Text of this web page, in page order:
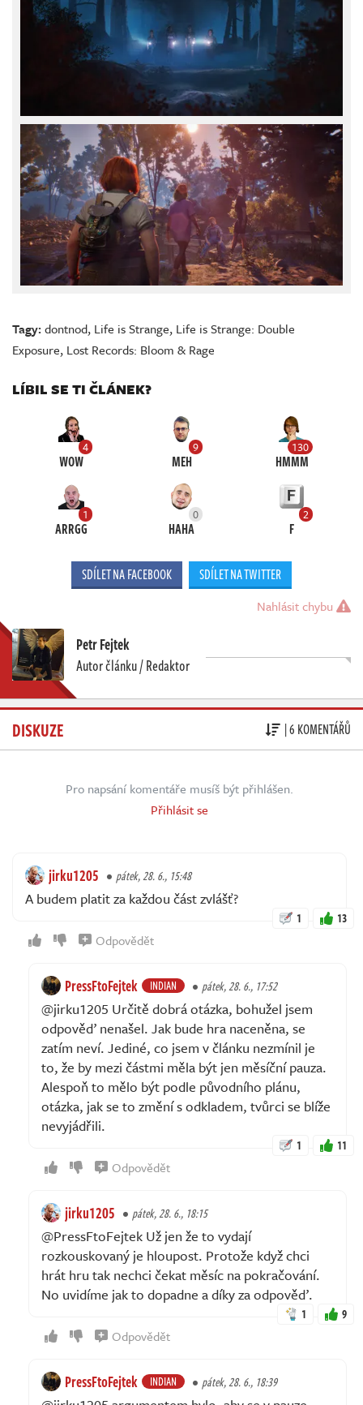
Tagy:dontnod, Life is Strange, Life is Strange: Double
Exposure, Lost Records: Bloom & Rage
LÍBIL SE TI ČLÁNEK?
4
WOW
9
MEH
130
HMMM
1
ARRGG
0
HAHA
2
F
SDÍLET NA FACEBOOK SDÍLET NA TWITTER
Nahlásit chybu
Petr Fejtek
Autor článku / Redaktor
DISKUZE | 6 KOMENTÁŘŮ
Pro napsání komentáře musíš být přihlášen.
Přihlásit se
jirku1205 pátek, 28. 6., 15:48
A budem platit za každou část zvlášť?
1 13
Odpovědět
PressFtoFejtek INDIAN pátek, 28. 6., 17:52
@jirku1205 Určitě dobrá otázka, bohužel jsem
odpověď nenašel. Jak bude hra naceněna, se
zatím neví. Jediné, co jsem v článku nezmínil je
to, že by mezi částmi měla být jen měsíční pauza.
Alespoň to mělo být podle původního plánu,
otázka, jak se to změní s odkladem, tvůrci se blíže
nevyjádřili.
1 11
Odpovědět
jirku1205 pátek, 28. 6., 18:15
@PressFtoFejtek Už jen že to vydají
rozkouskovaný je hloupost. Protože když chci
hrát hru tak nechci čekat měsíc na pokračování.
No uvidíme jak to dopadne a díky za odpověď.
1 9
Odpovědět
PressFtoFejtek INDIAN pátek, 28. 6., 18:39